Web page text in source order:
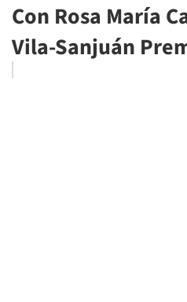
Con Rosa María
Vila-Sanjuán